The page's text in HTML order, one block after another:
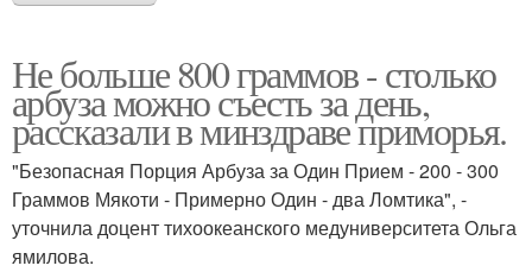
Не больше 800 граммов - столько
арбуза можно съесть за день,
рассказали в минздраве приморья.
"Безопасная Порция Арбуза за Один Прием - 200 - 300
Граммов Мякоти - Примерно Один - два Ломтика", -
уточнила доцент тихоокеанского медуниверситета Ольга
ямилова.